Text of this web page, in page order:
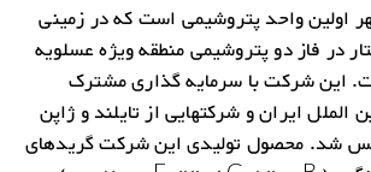
اولین واحد پتروشیمی است که در زمینی
13/4 هکتار در فاز دو پتروشیمی منطقه ویژه عسلویه
این شرکت با سرمایه گذاری مشترک
ایران و شرکتهایی از تایلند و ژاپن
1381 تأسیس شد. محصول تولیدی این شرکت گریدهای